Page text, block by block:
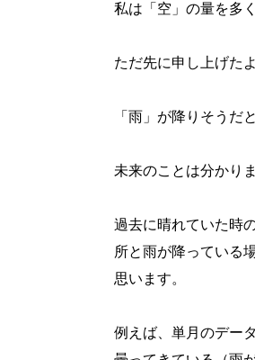
私は「空」の量を多
ただ先に申し上げた
「雨」が降りそうだ
未来のことは分かり
過去に晴れていた時
所と雨が降っている
思います。
例えば、単月のデー